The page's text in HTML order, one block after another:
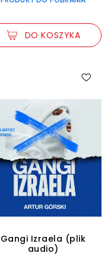
DO KOSZYKA
Gangi Izraela (plik
audio)